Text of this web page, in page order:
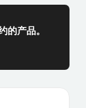
的产品。